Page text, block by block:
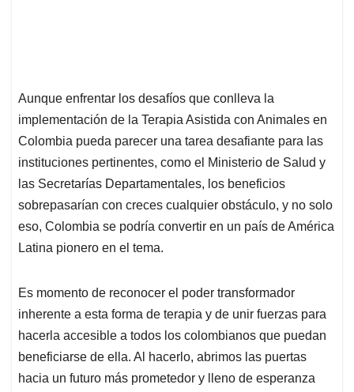
Aunque enfrentar los desafíos que conlleva la
implementación de la Terapia Asistida con Animales en
Colombia pueda parecer una tarea desafiante para las
instituciones pertinentes, como el Ministerio de Salud y
las Secretarías Departamentales, los beneficios
sobrepasarían con creces cualquier obstáculo, y no solo
eso, Colombia se podría convertir en un país de América
Latina pionero en el tema.
Es momento de reconocer el poder transformador
inherente a esta forma de terapia y de unir fuerzas para
hacerla accesible a todos los colombianos que puedan
beneficiarse de ella. Al hacerlo, abrimos las puertas
hacia un futuro más prometedor y lleno de esperanza